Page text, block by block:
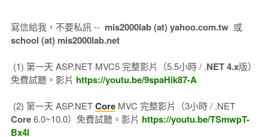
寫信給我，不要私訊 -- mis2000lab (at) yahoo.com.tw或
school (at) mis2000lab.net
(1) 第一天 ASP.NET MVC5 完整影片（5.5小時 / .NET 4.x版）
免費試聽。影片 https://youtu.be/9spaHik87-A
(2) 第一天 ASP.NETCoreMVC 完整影片（3小時 / .NET
Core6.0~10.0）免費試聽。影片 https://youtu.be/TSmwpT-
Bx4I